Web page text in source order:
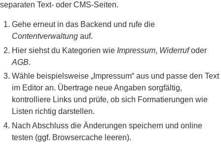
separaten Text- oder CMS-Seiten.
Gehe erneut in das Backend und rufe die
Contentverwaltung auf.
Hier siehst du Kategorien wie Impressum, Widerrufoder
AGB.
Wähle beispielsweise „Impressum“ aus und passe den Text
im Editor an. Übertrage neue Angaben sorgfältig,
kontrolliere Links und prüfe, ob sich Formatierungen wie
Listen richtig darstellen.
Nach Abschluss die Änderungen speichern und online
testen (ggf. Browsercache leeren).